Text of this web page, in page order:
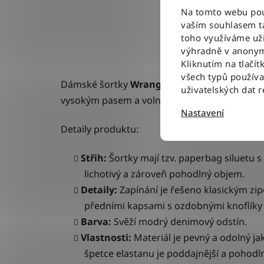
Na tomto webu
vaším souhlasem
toho využíváme
výhradně v
Kliknutím na
všech typů
uživatelských dat
Nastavení
Dámské šortkyWrangler COUNTRY ESTATE
vysokým pasem a volnějším střihem.
Detaily produktu:
Střih: Šortky mají tzv. paperbag siluetu
lichotivý a zároveň pohodlný objem.
Detaily: Zapínání je řešeno klasickým
předními kapsami s ozdobnými
Barva: Svěží modrý denimový odstín.
Vlastnosti: Materiál je pevný a odolný
špetce elastanu je poddajnější a